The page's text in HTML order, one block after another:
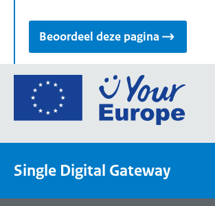
Beoordeel deze pagina
Ga
de
een
Single Digital Gateway